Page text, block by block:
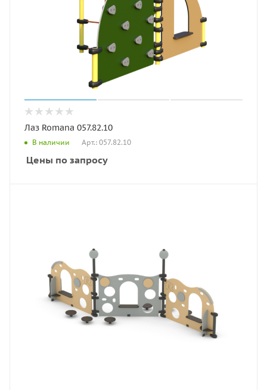
Лаз Romana 057.82.10
В наличии Арт.: 057.82.10
Цены по запросу